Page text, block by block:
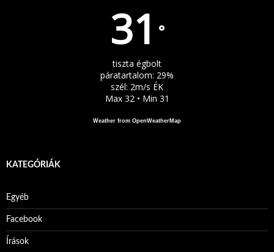
31 °
tiszta égbolt
páratartalom: 29%
szél: 2m/s ÉK
Max 32 • Min 31
Weather from OpenWeatherMap
KATEGÓRIÁK
Egyéb
Facebook
Írások